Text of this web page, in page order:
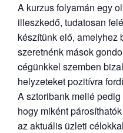
A kurzus folyamán egy
illeszkedő, tudatosan
készítünk elő, amelyhez
szeretnénk mások
cégünkkel szemben
helyzeteket pozitívra
A sztoribank mellé
hogy miként
az aktuális üzleti